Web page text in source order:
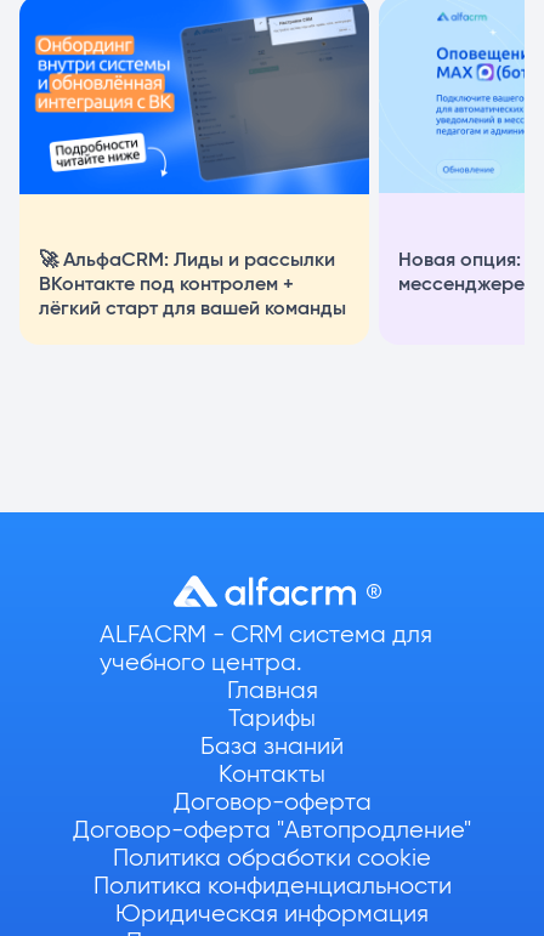
🚀 АльфаCRM: Лиды и рассылки
ВКонтакте под контролем +
лёгкий старт для вашей команды
Новая опция:
мессенджере
ALFACRM - CRM система для
учебного центра.
Главная
Тарифы
База знаний
Контакты
Договор-оферта
Договор-оферта "Автопродление"
Политика обработки cookie
Политика конфиденциальности
Юридическая информация